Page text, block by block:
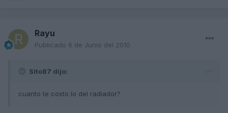
Rayu
Publicado 6 de Junio del 2010
Sito87 dijo:
cuanto te costo lo del radiador?